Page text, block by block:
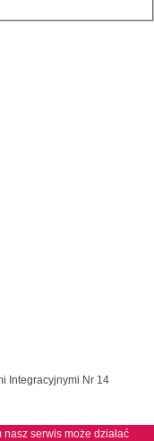
Integracyjnymi Nr 14
serwis może działać